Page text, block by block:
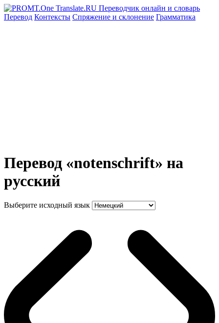
Перевод Контексты Спряжение и склонение Грамматика
Перевод «notenschrift» на
русский
Выберите исходный язык